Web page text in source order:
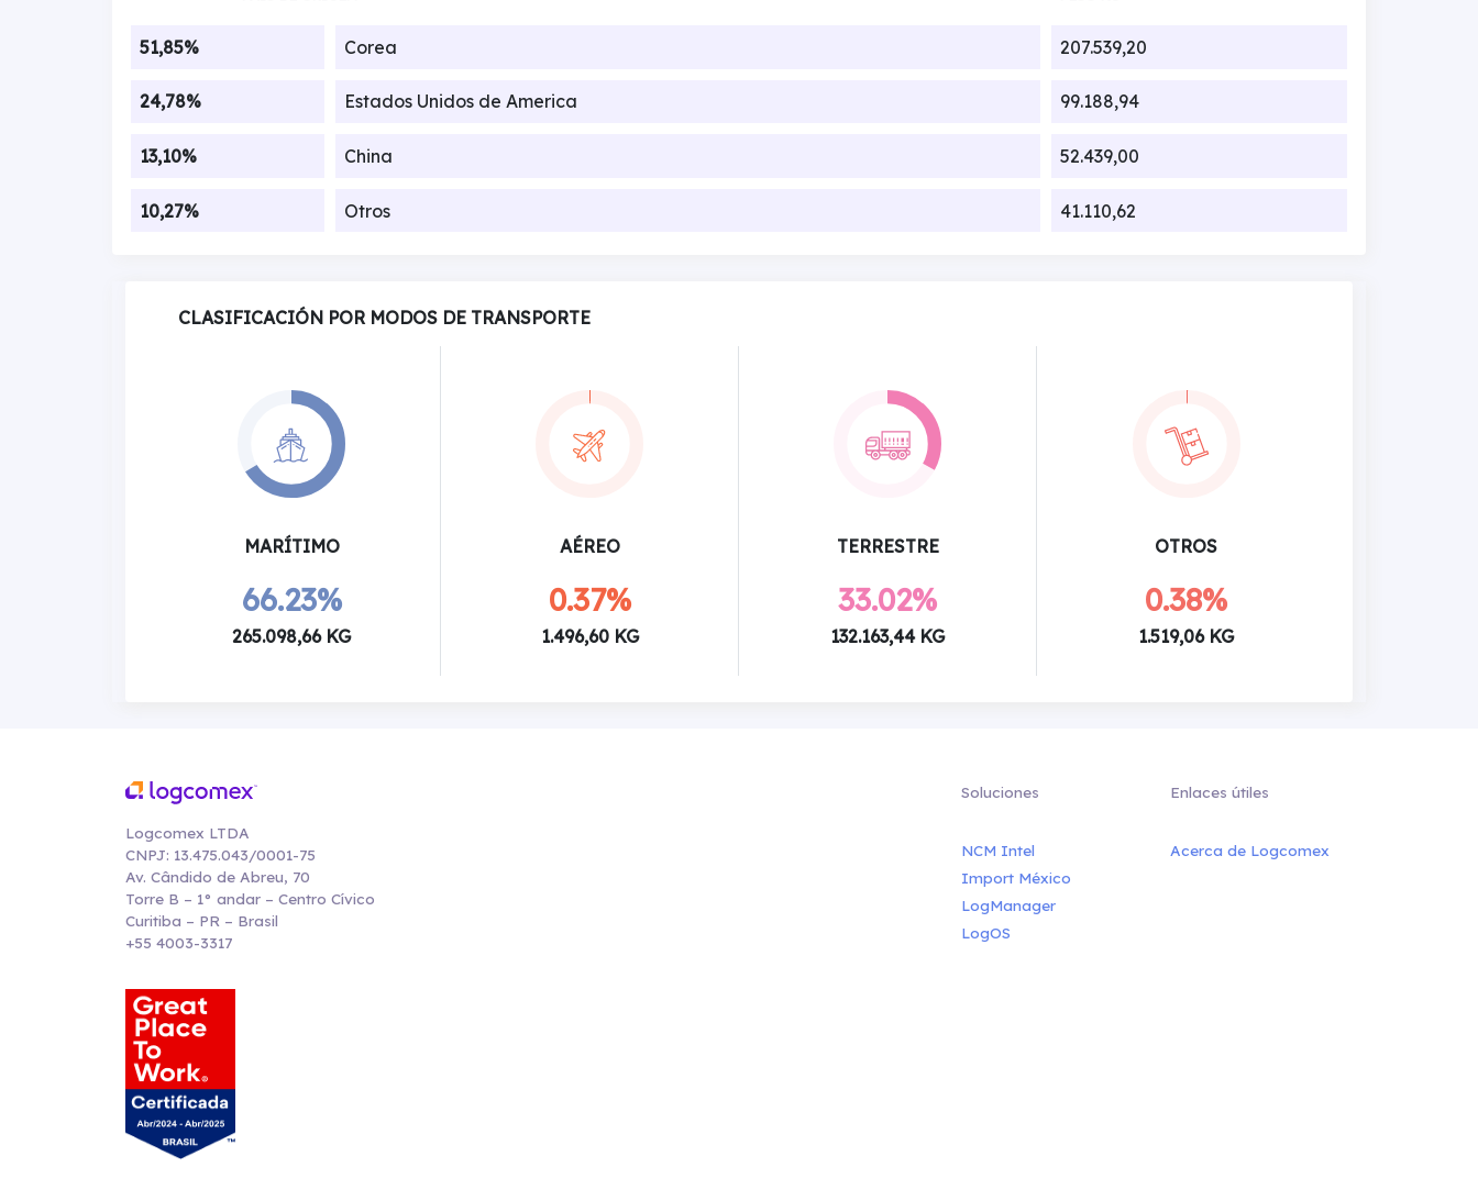
51,85% Corea 207.539,20
24,78% Estados Unidos de America 99.188,94
13,10% China 52.439,00
10,27% Otros 41.110,62
CLASIFICACIÓN POR MODOS DE TRANSPORTE
MARÍTIMO
66.23%
265.098,66 KG
AÉREO
0.37%
1.496,60 KG
TERRESTRE
33.02%
132.163,44 KG
OTROS
0.38%
1.519,06 KG
Logcomex LTDA
CNPJ: 13.475.043/0001-75
Av. Cândido de Abreu, 70
Torre B – 1° andar – Centro Cívico
Curitiba – PR – Brasil
+55 4003-3317
Soluciones
NCM Intel
Import México
LogManager
LogOS
Enlaces útiles
Acerca de Logcomex